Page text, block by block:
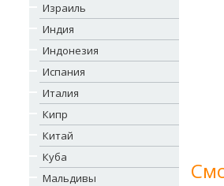
Израиль
Индия
Индонезия
Испания
Италия
Кипр
Китай
Куба
Мальдивы